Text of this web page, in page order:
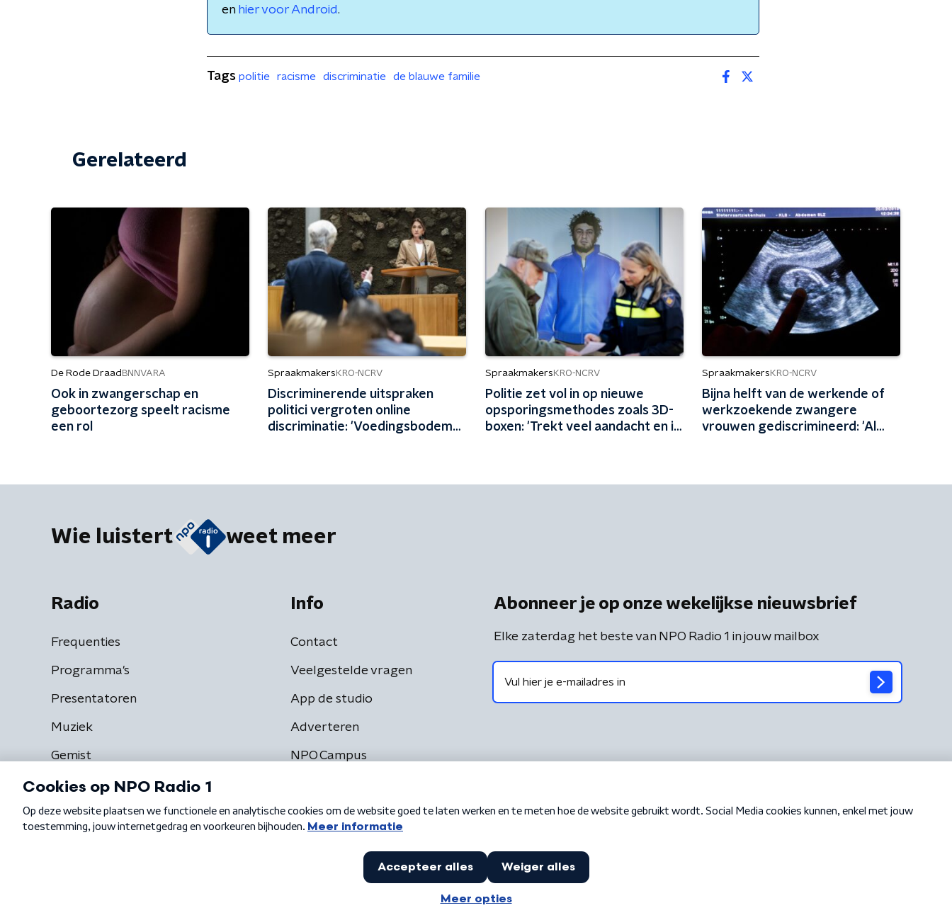
en hier voor Android.
Tags politie racisme discriminatie de blauwe familie
Gerelateerd
De Rode Draad BNNVARA
Ook in zwangerschap en
geboortezorg speelt racisme
een rol
Spraakmakers KRO-NCRV
Discriminerende uitspraken
politici vergroten online
discriminatie: 'Voedingsbodem
Spraakmakers KRO-NCRV
Politie zet vol in op nieuwe
opsporingsmethodes zoals 3D-
boxen: 'Trekt veel aandacht en is
Spraakmakers KRO-NCRV
Bijna helft van de werkende of
werkzoekende zwangere
vrouwen gediscrimineerd: 'Al
Wie luistert weet meer
Radio
Frequenties
Programma's
Presentatoren
Muziek
Gemist
Info
Contact
Veelgestelde vragen
App de studio
Adverteren
NPO Campus
Abonneer je op onze wekelijkse nieuwsbrief
Elke zaterdag het beste van NPO Radio 1 in jouw mailbox
Algemene voorwaarden Privacybeleid